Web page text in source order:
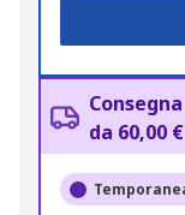
da 60,00 €